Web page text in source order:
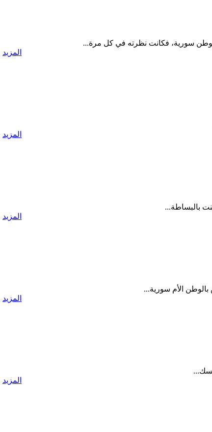
الوطن سورية، فكانت نظرته في كل مرة...
المزيد
المزيد
بالبساطة...
المزيد
الأم سورية...
المزيد
المزيد